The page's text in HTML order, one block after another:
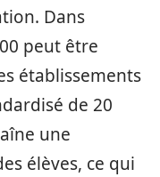
Dans
peut être
établissements
de 20
une
élèves, ce qui